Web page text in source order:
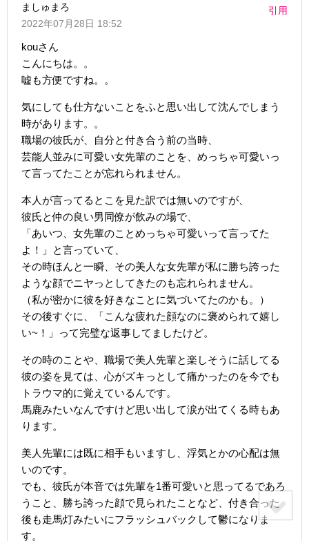
ましゅまろ
2022年07月28日 18:52
引用
kouさん
こんにちは。。
嘘も方便ですね。。
気にしても仕方ないことをふと思い出して沈んでしまう
時があります。。
職場の彼氏が、自分と付き合う前の当時、
芸能人並みに可愛い女先輩のことを、めっちゃ可愛いっ
て言ってたことが忘れられません。
本人が言ってるとこを見た訳では無いのですが、
彼氏と仲の良い男同僚が飲みの場で、
「あいつ、女先輩のことめっちゃ可愛いって言ってた
よ！」と言っていて、
その時ほんと一瞬、その美人な女先輩が私に勝ち誇った
ような顔でニヤっとしてきたのも忘れられません。
（私が密かに彼を好きなことに気づいてたのかも。）
その後すぐに、「こんな疲れた顔なのに褒められて嬉し
い~！」って完璧な返事してましたけど。
その時のことや、職場で美人先輩と楽しそうに話してる
彼の姿を見ては、心がズキっとして痛かったのを今でも
トラウマ的に覚えているんです。
馬鹿みたいなんですけど思い出して涙が出てくる時もあ
ります。
美人先輩には既に相手もいますし、浮気とかの心配は無
いのです。
でも、彼氏が本音では先輩を1番可愛いと思ってるであろ
うこと、勝ち誇った顔で見られたことなど、付き合った
後も走馬灯みたいにフラッシュバックして鬱になりま
す。